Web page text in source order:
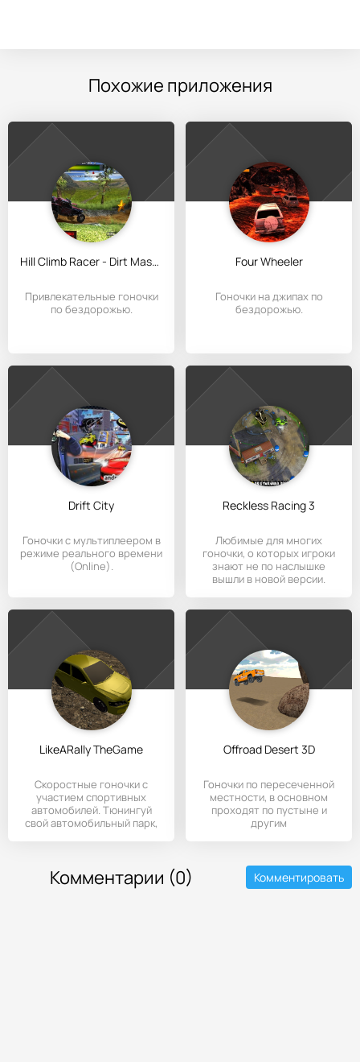
Похожие приложения
Hill Climb Racer - Dirt Masters
Привлекательные гоночки
по бездорожью.
Four Wheeler
Гоночки на джипах по
бездорожью.
Drift City
Гоночки с мультиплеером в
режиме реального времени
(Online).
Reckless Racing 3
Любимые для многих
гоночки, о которых игроки
знают не по наслышке
вышли в новой версии.
LikeARally TheGame
Скоростные гоночки с
участием спортивных
автомобилей. Тюнингуй
свой автомобильный парк,
Offroad Desert 3D
Гоночки по пересеченной
местности, в основном
проходят по пустыне и
другим
Комментарии (0) Комментировать